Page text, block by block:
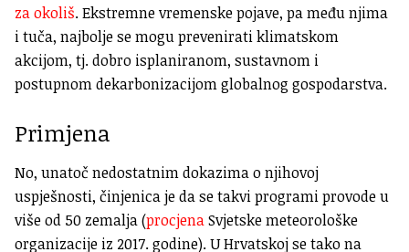
za okoliš. Ekstremne vremenske pojave, pa među njima
i tuča, najbolje se mogu prevenirati klimatskom
akcijom, tj. dobro isplaniranom, sustavnom i
postupnom dekarbonizacijom globalnog gospodarstva.
Primjena
No, unatoč nedostatnim dokazima o njihovoj
uspješnosti, činjenica je da se takvi programi provode u
više od 50 zemalja (procjenaSvjetske meteorološke
organizacije iz 2017. godine). U Hrvatskoj se tako na